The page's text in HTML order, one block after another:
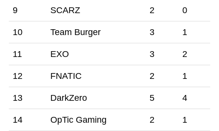
9 SCARZ 2 0
10 Team Burger 3 1
11 EXO 3 2
12 FNATIC 2 1
13 DarkZero 5 4
14 OpTic Gaming 2 1